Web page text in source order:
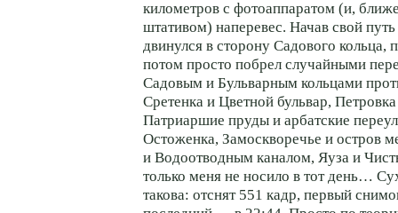
километров с фотоаппаратом (и,
штативом) наперевес. Начав свой путь
двинулся в сторону Садового кольца,
потом просто побрел случайными
Садовым и Бульварным кольцами
Сретенка и Цветной бульвар,
Патриаршие пруды и арбатские
Остоженка, Замоскворечье и остров
и Водоотводным каналом, Яуза и
только меня не носило в тот день…
такова: отснят 551 кадр, первый